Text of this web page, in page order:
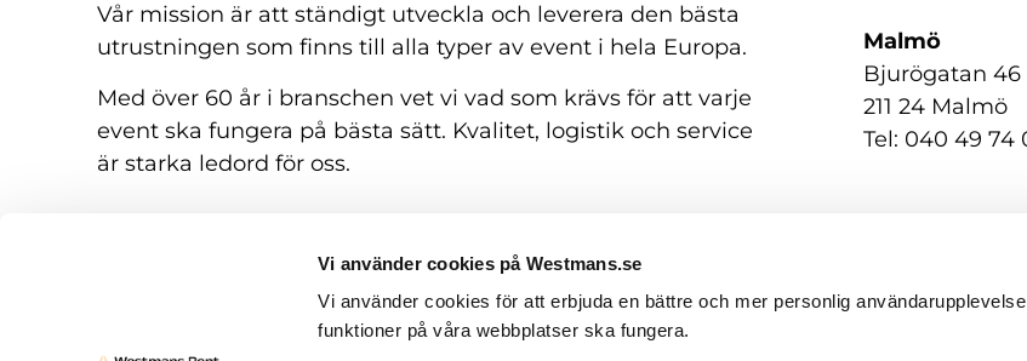
Vi använder cookies på Westmans.se
Vi använder cookies för att erbjuda en bättre och mer personlig
funktioner på våra webbplatser ska fungera.
Vår mission är att ständigt utveckla och leverera den bästa
utrustningen som finns till alla typer av event i hela Europa.
Med över 60 år i branschen vet vi vad som krävs för att varje
event ska fungera på bästa sätt. Kvalitet, logistik och service
är starka ledord för oss.
Malmö
Bjurögatan 46
211 24 Malmö
Tel: 040 49 74